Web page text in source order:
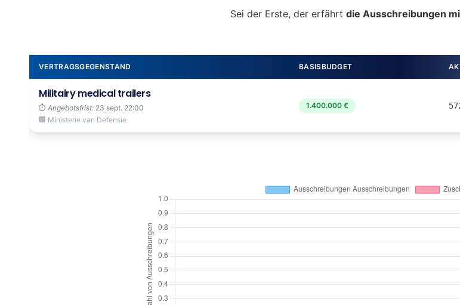
Sei der Erste, der erfährt die Ausschreibungen
VERTRAGSGEGENSTAND BASISBUDGET
Militairy medical trailers
⏱️ Angebotsfrist: 23 sept. 22:00
🏢 Ministerie van Defensie
1.400.000 €